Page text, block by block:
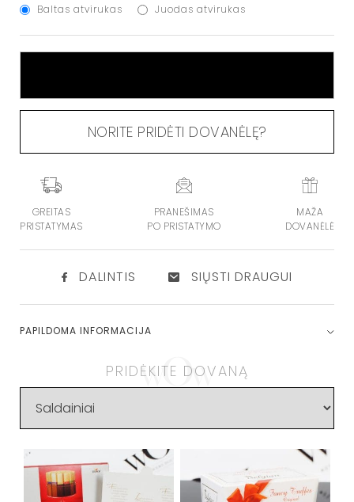
Baltas atvirukas Juodas atvirukas
NORITE PRIDĖTI DOVANĖLĘ?
GREITAS
PRISTATYMAS
PRANEŠIMAS
PO PRISTATYMO
MAŽA
DOVANĖLĖ
DALINTIS SIŲSTI DRAUGUI
PAPILDOMA INFORMACIJA
PRIDĖKITE DOVANĄ